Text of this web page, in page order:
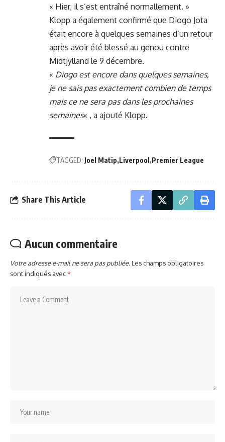
« Hier, il s’est entraîné normallement. »
Klopp a également confirmé que Diogo Jota
était encore à quelques semaines d’un retour
après avoir été blessé au genou contre
Midtjylland le 9 décembre.
« Diogo est encore dans quelques semaines,
je ne sais pas exactement combien de temps
mais ce ne sera pas dans les prochaines
semaines« , a ajouté Klopp.
TAGGED: Joel Matip Liverpool Premier League
Share This Article
Aucun commentaire
Votre adresse e-mail ne sera pas publiée.Les champs obligatoires
sont indiqués avec*